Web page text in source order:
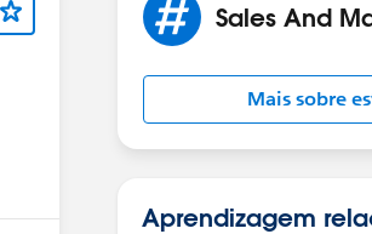
Sales And
Mais sobre
Aprendizagem